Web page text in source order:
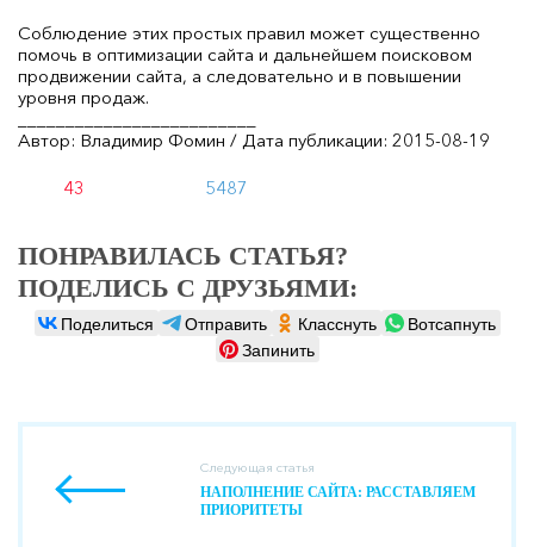
Соблюдение этих простых правил может существенно
помочь в оптимизации сайта и дальнейшем поисковом
продвижении сайта, а следовательно и в повышении
уровня продаж.
Автор: Владимир Фомин / Дата публикации: 2015-08-19
43 5487
ПОНРАВИЛАСЬ СТАТЬЯ?
ПОДЕЛИСЬ С ДРУЗЬЯМИ:
Поделиться Отправить Класснуть
Вотсапнуть
Запинить
Следующая статья
НАПОЛНЕНИЕ САЙТА: РАССТАВЛЯЕМ
ПРИОРИТЕТЫ